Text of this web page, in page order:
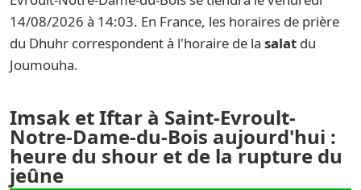
14/08/2026 à 14:03. En France, les horaires de prière
du Dhuhr correspondent à l'horaire de la salat du
Joumouha.
Imsak et Iftar à Saint-Evroult-
Notre-Dame-du-Bois aujourd'hui :
heure du shour et de la rupture du
jeûne